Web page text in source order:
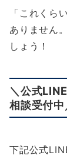
「これくら
ありません
しょう！
＼公式
相談受付中
下記公式